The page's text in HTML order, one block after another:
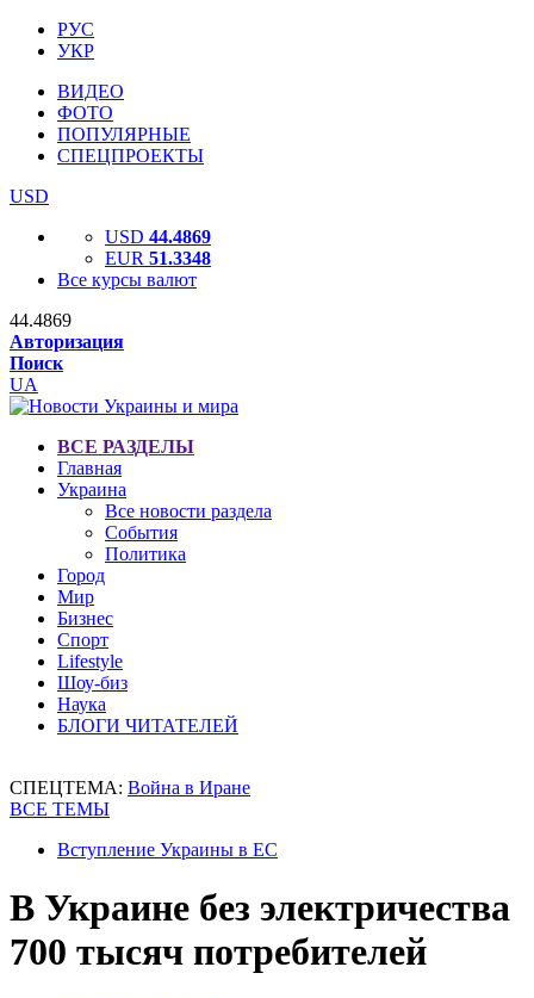
РУС
УКР
ВИДЕО
ФОТО
ПОПУЛЯРНЫЕ
СПЕЦПРОЕКТЫ
USD
USD 44.4869
EUR 51.3348
Все курсы валют
44.4869
Авторизация
Поиск
UA
ВСЕ РАЗДЕЛЫ
Главная
Украина
Все новости раздела
События
Политика
Город
Мир
Бизнес
Спорт
Lifestyle
Шоу-биз
Наука
БЛОГИ ЧИТАТЕЛЕЙ
СПЕЦТЕМА: Война в Иране
ВСЕ ТЕМЫ
Вступление Украины в ЕС
В Украине без электричества
700 тысяч потребителей